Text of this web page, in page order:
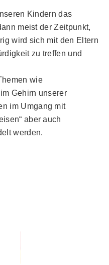
Kindern das
meist der Zeitpunkt,
wird sich mit den Eltern
zu treffen und
wie
Gehirn unserer
im Umgang mit
aber auch
werden.